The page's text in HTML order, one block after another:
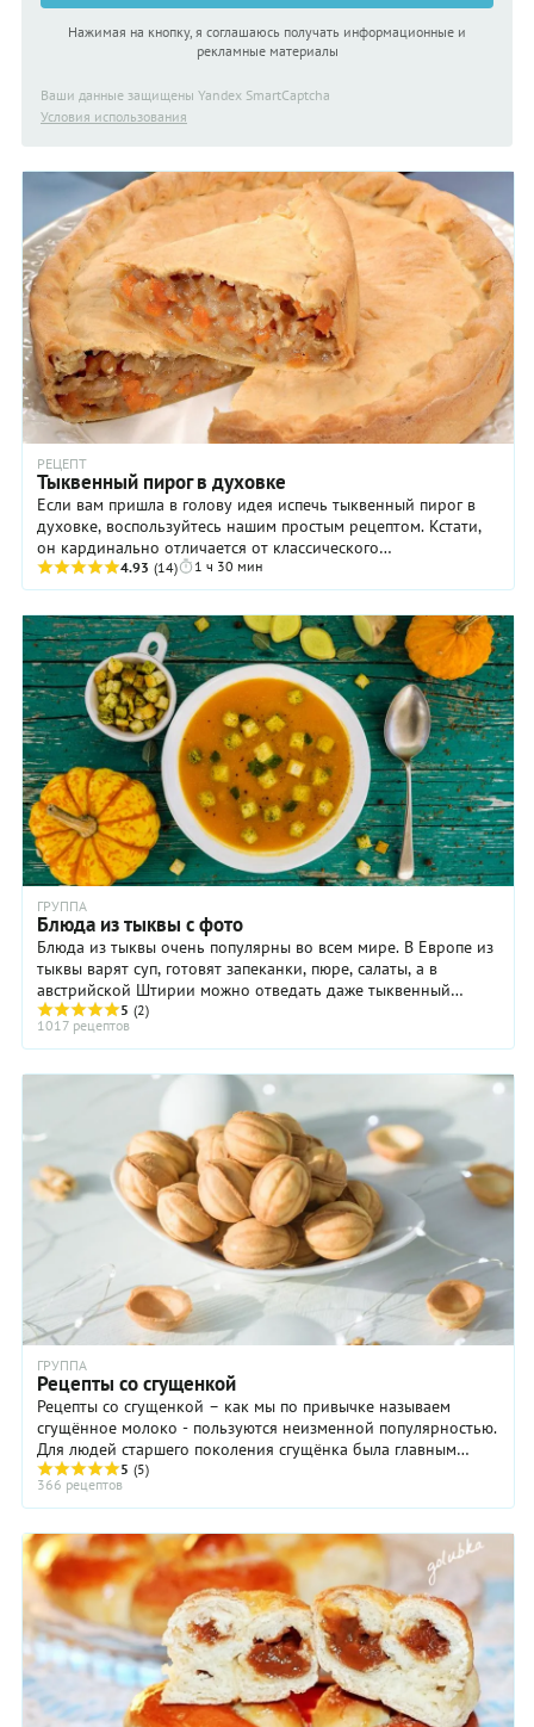
Нажимая на кнопку, я соглашаюсь получать информационные и
рекламные материалы
Ваши данные защищены Yandex SmartCaptcha
Условия использования
РЕЦЕПТ
Тыквенный пирог в духовке
Если вам пришла в голову идея испечь тыквенный пирог в
духовке, воспользуйтесь нашим простым рецептом. Кстати,
он кардинально отличается от классического
американского. Во-первых, наш пирог — закрытый ...
4.93 (14) 1 ч 30 мин
ГРУППА
Блюда из тыквы с фото
Блюда из тыквы очень популярны во всем мире. В Европе из
тыквы варят суп, готовят запеканки, пюре, салаты, а в
австрийской Штирии можно отведать даже тыквенный
шнапс и тыквенный кофе. В Армении тыкву ...
5 (2)
1017 рецептов
ГРУППА
Рецепты со сгущенкой
Рецепты со сгущенкой – как мы по привычке называем
сгущённое молоко - пользуются неизменной популярностью.
Для людей старшего поколения сгущёнка была главным
детским лакомством: ее намазывали на хлеб, ...
5 (5)
366 рецептов